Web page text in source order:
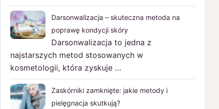
Darsonwalizacja – skuteczna metoda na
poprawę kondycji skóry
Darsonwalizacja to jedna z
najstarszych metod stosowanych w
kosmetologii, która zyskuje …
Zaskórniki zamknięte: jakie metody i
pielęgnacja skutkują?